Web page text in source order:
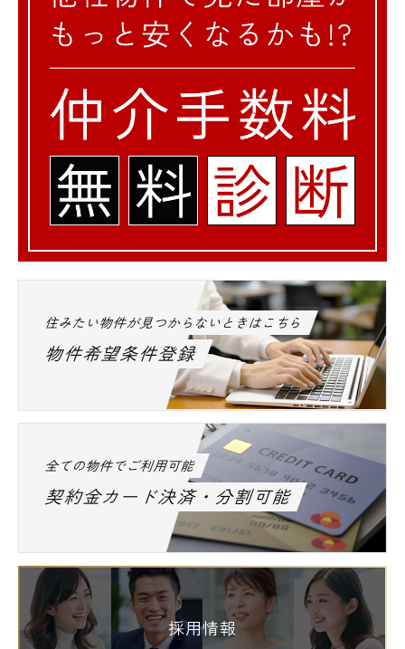
住みたい物件が見つからないときはこちら
物件希望条件登録
全ての物件でご利用可能
契約金カード決済・分割可能
採用情報